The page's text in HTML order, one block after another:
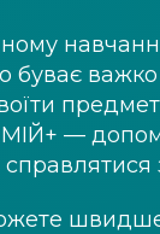
буває важко
МІЙ+ —